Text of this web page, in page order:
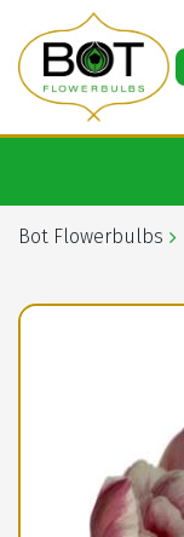
Bot Flowerbulbs